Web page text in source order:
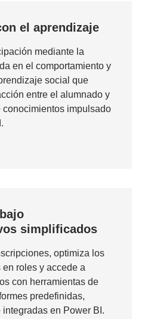
el aprendizaje
mediante la
en el comportamiento y
social que
entre el alumnado y
conocimientos impulsado
simplificados
optimiza los
roles y accede a
con herramientas de
predefinidas,
en Power BI.